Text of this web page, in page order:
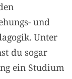
und
Unter
du sogar
ein Studium